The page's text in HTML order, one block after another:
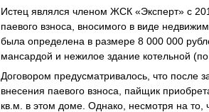
Истец являлся членом ЖСК «Эксперт» с
паевого взноса, вносимого в виде
была определена в размере 8 000 000
мансардой и нежилое здание котельной
Договором предусматривалось, что после
внесения паевого взноса, пайщик
кв.м. в этом доме. Однако, несмотря на то,